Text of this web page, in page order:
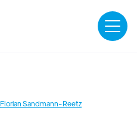
Florian Sandmann-Reetz